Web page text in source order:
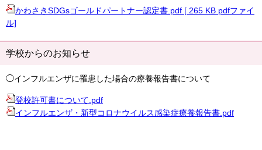
かわさきSDGsゴールドパートナー認定書.pdf [ 265 KB pdfファイ
ル]
学校からのお知らせ
◯インフルエンザに罹患した場合の療養報告書について
登校許可書について.pdf
インフルエンザ・新型コロナウイルス感染症療養報告書.pdf